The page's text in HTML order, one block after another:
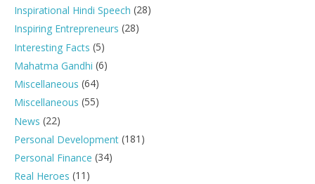
Inspirational Hindi Speech (28)
Inspiring Entrepreneurs (28)
Interesting Facts (5)
Mahatma Gandhi (6)
Miscellaneous (64)
Miscellaneous (55)
News (22)
Personal Development (181)
Personal Finance (34)
Real Heroes (11)